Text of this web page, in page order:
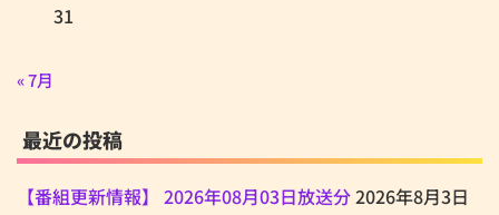
31
« 7月
最近の投稿
【番組更新情報】 2026年08月03日放送分2026年8月3日